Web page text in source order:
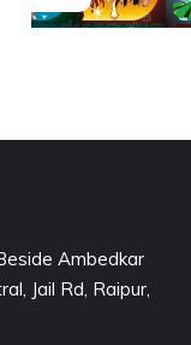
Ambedkar
Jail Rd, Raipur,